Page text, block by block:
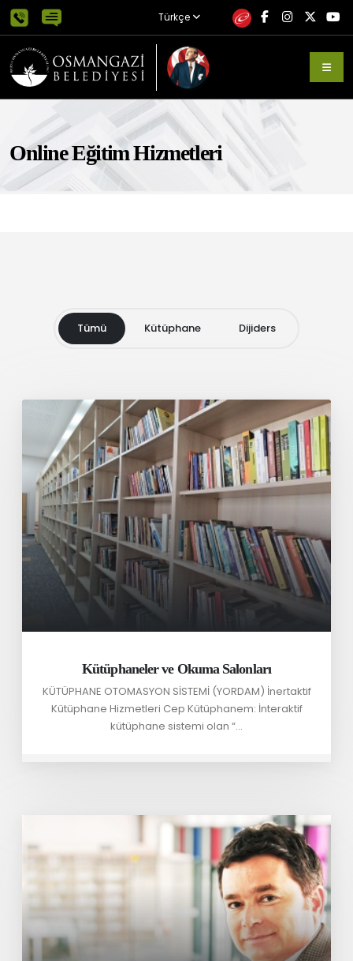
Türkçe
Online Eğitim Hizmetleri
Tümü Kütüphane Dijiders
Kütüphaneler ve Okuma Salonları
KÜTÜPHANE OTOMASYON SİSTEMİ (YORDAM) İnertaktif
Kütüphane Hizmetleri Cep Kütüphanem: İnteraktif
kütüphane sistemi olan “...